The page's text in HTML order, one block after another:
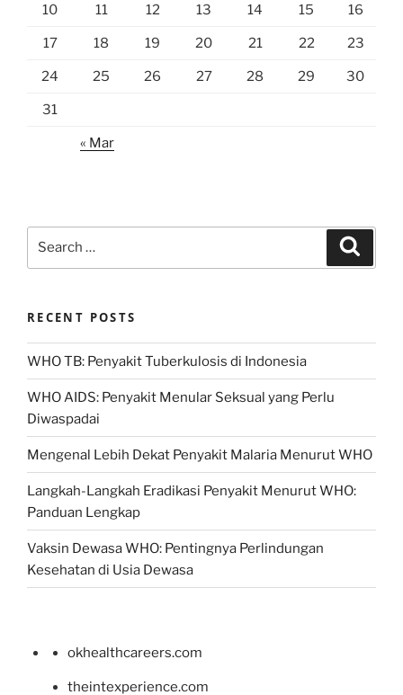
10 11 12 13 14 15 16
17 18 19 20 21 22 23
24 25 26 27 28 29 30
31
« Mar
RECENT POSTS
WHO TB: Penyakit Tuberkulosis di Indonesia
WHO AIDS: Penyakit Menular Seksual yang Perlu
Diwaspadai
Mengenal Lebih Dekat Penyakit Malaria Menurut WHO
Langkah-Langkah Eradikasi Penyakit Menurut WHO:
Panduan Lengkap
Vaksin Dewasa WHO: Pentingnya Perlindungan
Kesehatan di Usia Dewasa
okhealthcareers.com
theintexperience.com